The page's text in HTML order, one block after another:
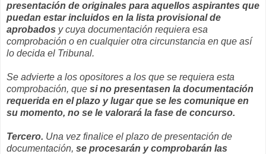
presentación de originales para aquellos aspirantes que
puedan estar incluidos en la lista provisional de
aprobados y cuya documentación requiera esa
comprobación o en cualquier otra circunstancia en que así
lo decida el Tribunal.
Se advierte a los opositores a los que se requiera esta
comprobación, que si no presentasen la documentación
requerida en el plazo y lugar que se les comunique en
su momento, no se le valorará la fase de concurso.
Tercero. Una vez finalice el plazo de presentación de
documentación, se procesarán y comprobarán las